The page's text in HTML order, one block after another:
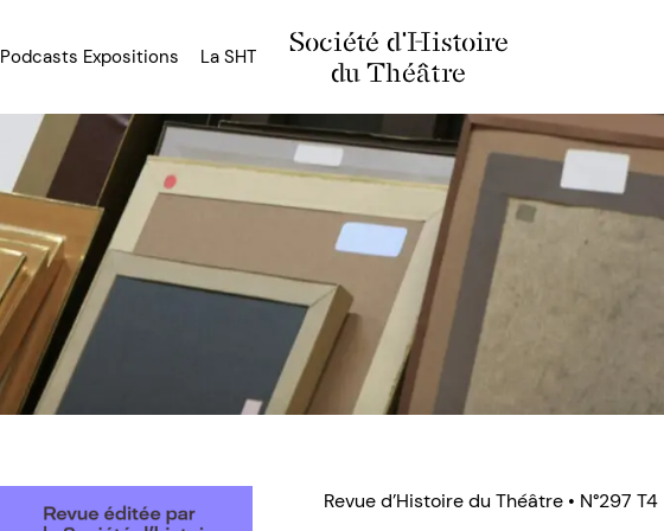
Société d'Histoire
du Théâtre
Podcasts Expositions La SHT
Revue d’Histoire du Théâtre • N°297